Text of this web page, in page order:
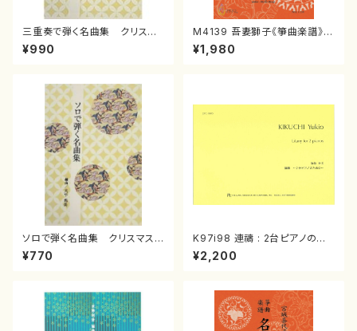
三重奏で弾く名曲集 クリスマ
スメドレー( 箏2/大平光美 編
曲/楽譜）
¥990
M4139 吾妻獅子《箏曲楽譜》
（箏/宮城道雄著・宮城宗家監修/
箏曲古典楽譜）
¥1,980
ソロで弾く名曲集 クリスマス・
イブ／恋人がサンタクロース(
箏独奏 /大平光美 編曲/楽
¥770
K97i98 連禱 : 2台ピアノのた
めの（2 Pianos / 菊池 幸夫 /
楽譜）
¥2,200